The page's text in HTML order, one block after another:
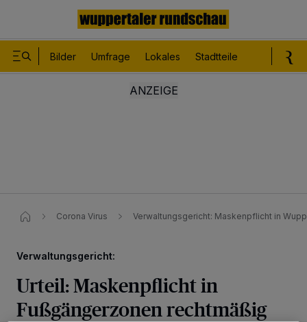
Bilder Umfrage Lokales Stadtteile
Corona Virus Verwaltungsgericht: Maskenpflicht in
Verwaltungsgericht:
Urteil: Maskenpflicht in
Fußgängerzonen rechtmäßig